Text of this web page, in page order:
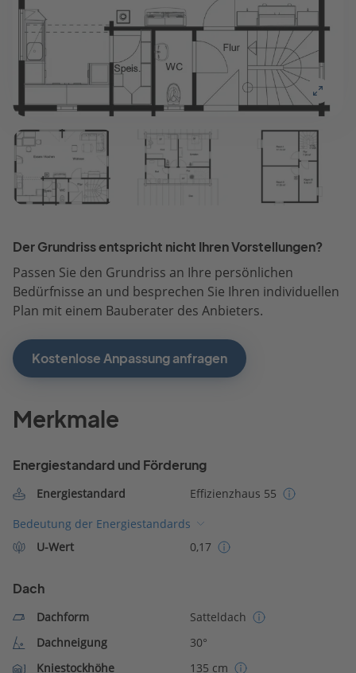
Der Grundriss entspricht nicht Ihren Vorstellungen?
Passen Sie den Grundriss an Ihre persönlichen
Bedürfnisse an und besprechen Sie Ihren individuellen
Plan mit einem Bauberater des Anbieters.
Kostenlose Anpassung anfragen
Merkmale
Energiestandard und Förderung
Energiestandard
Effizienzhaus 55
Bedeutung der Energiestandards
U-Wert
0,17
Dach
Dachform
Satteldach
Dachneigung
30°
Kniestockhöhe
135 cm